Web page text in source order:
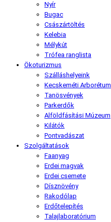
Nyír
Bugac
Császártöltés
Kelebia
Mélykút
Trófea ranglista
Ökoturizmus
Szálláshelyeink
Kecskeméti Arborétum
Tanösvények
Parkerdők
Alföldfásítási Múzeum
Kilátók
Pontvadászat
Szolgáltatások
Faanyag
Erdei magvak
Erdei csemete
Dísznövény
Rakodólap
Erdőtelepítés
Talajlaboratórium